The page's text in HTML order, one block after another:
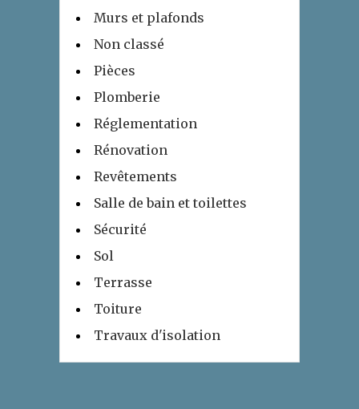
Murs et plafonds
Non classé
Pièces
Plomberie
Réglementation
Rénovation
Revêtements
Salle de bain et toilettes
Sécurité
Sol
Terrasse
Toiture
Travaux d'isolation